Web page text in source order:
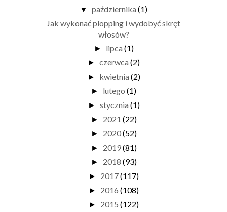
▼ października (1)
Jak wykonać plopping i wydobyć skręt
włosów?
► lipca (1)
► czerwca (2)
► kwietnia (2)
► lutego (1)
► stycznia (1)
► 2021 (22)
► 2020(52)
► 2019(81)
► 2018 (93)
► 2017(117)
► 2016 (108)
► 2015 (122)